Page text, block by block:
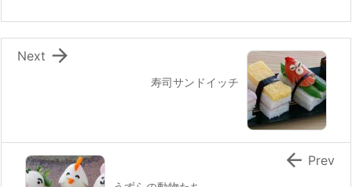
k
寿司サンドイッチ

Next
 Prev